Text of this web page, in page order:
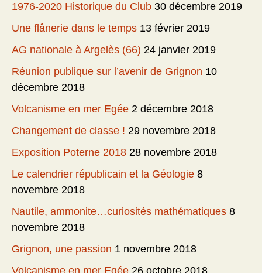
1976-2020 Historique du Club 30 décembre 2019
Une flânerie dans le temps 13 février 2019
AG nationale à Argelès (66) 24 janvier 2019
Réunion publique sur l’avenir de Grignon 10
décembre 2018
Volcanisme en mer Egée 2 décembre 2018
Changement de classe ! 29 novembre 2018
Exposition Poterne 2018 28 novembre 2018
Le calendrier républicain et la Géologie 8
novembre 2018
Nautile, ammonite…curiosités mathématiques 8
novembre 2018
Grignon, une passion 1 novembre 2018